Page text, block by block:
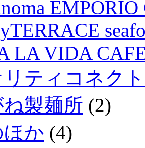
LA VIDA
ティコネクト
製麺所 (2)
か (4)